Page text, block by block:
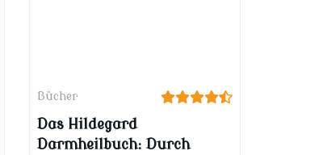
Bücher
Das Hildegard
Darmheilbuch: Durch